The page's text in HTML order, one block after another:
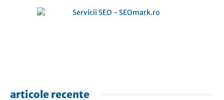
articole recente